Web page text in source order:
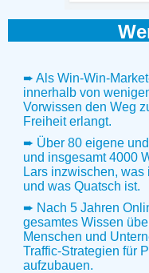
➨ Als Win-Win-
innerhalb von
Vorwissen den Weg
Freiheit erlangt.
➨ Über 80 eigene
und insgesamt 4000
Lars inzwischen,
und was Quatsch ist.
➨ Nach 5 Jahren
gesamtes Wissen
Menschen und
Traffic-Strategien für
aufzubauen.